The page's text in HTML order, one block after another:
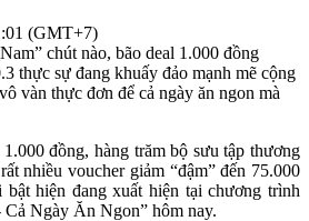
(GMT+7)
chút nào, bão deal 1.000 đồng
thực sự đang khuấy đảo mạnh mẽ cộng
vàn thực đơn để cả ngày ăn ngon mà
đồng, hàng trăm bộ sưu tập thương
nhiều voucher giảm “đậm” đến 75.000
hiện đang xuất hiện tại chương trình
Ngày Ăn Ngon” hôm nay.